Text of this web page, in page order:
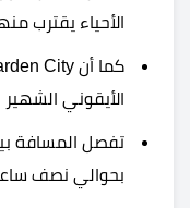
الأحياء يقترب
الأيقوني
تفصل المسافة
بحوالي نصف